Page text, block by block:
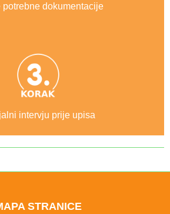
potrebne dokumentacije
intervju prije upisa
STRANICE